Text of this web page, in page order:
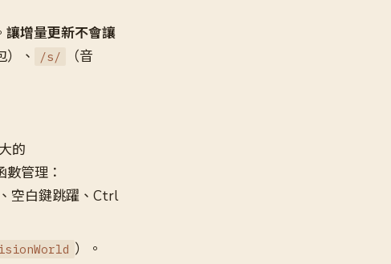
讓增量更新不會讓
）、 /s/
（音
的
管理：
空白鍵跳躍、Ctrl
）。